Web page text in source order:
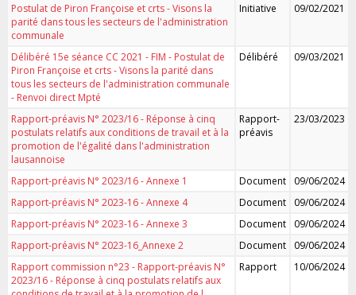
Postulat de Piron Françoise et crts - Visons la
parité dans tous les secteurs de l'administration
communale
Initiative 09/02/2021
Délibéré 15e séance CC 2021 - FIM - Postulat de
Piron Françoise et crts - Visons la parité dans
tous les secteurs de l'administration communale
- Renvoi direct Mpté
Délibéré 09/03/2021
Rapport-préavis N° 2023/16 - Réponse à cinq
postulats relatifs aux conditions de travail et à la
promotion de l'égalité dans l'administration
lausannoise
Rapport-
préavis
23/03/2023
Rapport-préavis N° 2023/16 - Annexe 1 Document
09/06/2024
Rapport-préavis N° 2023-16 - Annexe 4
Document
09/06/2024
Rapport-préavis N° 2023-16 - Annexe 3
Document
09/06/2024
Rapport-préavis N° 2023-16_Annexe 2
Document
09/06/2024
Rapport commission n°23 - Rapport-préavis N°
2023/16 - Réponse à cinq postulats relatifs aux
Rapport 10/06/2024